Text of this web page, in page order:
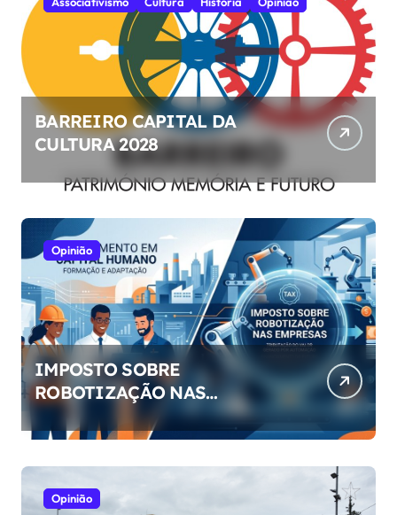
BARREIRO CAPITAL DA
CULTURA 2028
Opinião
IMPOSTO SOBRE
ROBOTIZAÇÃO NAS
Opinião